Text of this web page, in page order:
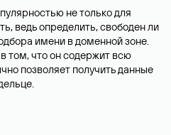
не только для
ведь определить, свободен ли
имени в доменной зоне.
том, что он содержит всю
позволяет получить данные